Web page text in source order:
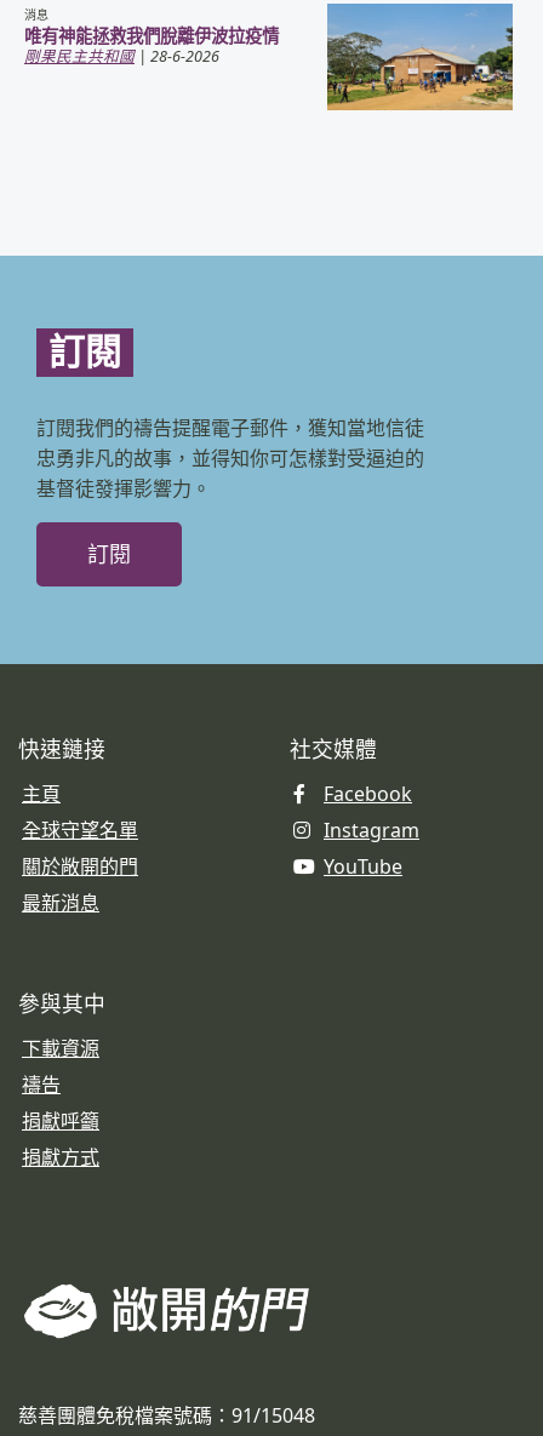
消息
唯有神能拯救我們脫離伊波拉疫情
剛果民主共和國| 28-6-2026
訂閱
訂閱我們的禱告提醒電子郵件，獲知當地信徒
忠勇非凡的故事，並得知你可怎樣對受逼迫的
基督徒發揮影響力。
訂閱
快速鏈接
主頁
全球守望名單
關於敞開的門
最新消息
社交媒體
Facebook
Instagram
YouTube
參與其中
下載資源
禱告
捐獻呼籲
捐獻方式
慈善團體免稅檔案號碼：91/15048